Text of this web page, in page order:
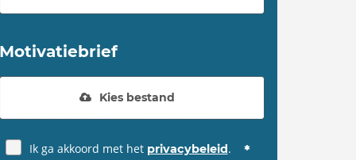
Motivatiebrief
Kies bestand
Ik ga akkoord met het privacybeleid.